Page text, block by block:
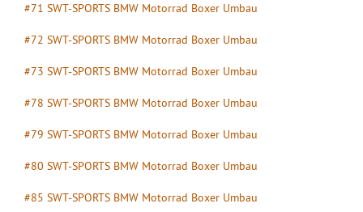
#71 SWT-SPORTS BMW Motorrad Boxer Umbau
#72 SWT-SPORTS BMW Motorrad Boxer Umbau
#73 SWT-SPORTS BMW Motorrad Boxer Umbau
#78 SWT-SPORTS BMW Motorrad Boxer Umbau
#79 SWT-SPORTS BMW Motorrad Boxer Umbau
#80 SWT-SPORTS BMW Motorrad Boxer Umbau
#85 SWT-SPORTS BMW Motorrad Boxer Umbau